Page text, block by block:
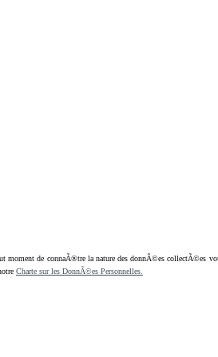
de connaÃ®tre la nature des donnÃ©es collectÃ©es
Charte sur les DonnÃ©es Personnelles.